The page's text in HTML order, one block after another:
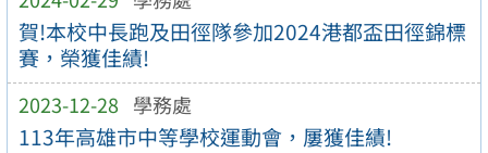
賀!本校中長跑及田徑隊參加2024港都盃田徑錦標
賽，榮獲佳績!
2023-12-28 學務處
113年高雄市中等學校運動會，屢獲佳績!